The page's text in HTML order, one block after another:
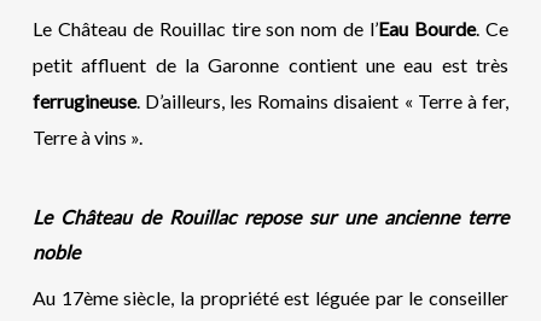
Le Château de Rouillac tire son nom de l’Eau Bourde. Ce
petit affluent de la Garonne contient une eau est très
ferrugineuse. D’ailleurs, les Romains disaient « Terre à fer,
Terre à vins ».
Le Château de Rouillac repose sur une ancienne terre
noble
Au 17ème siècle, la propriété est léguée par le conseiller